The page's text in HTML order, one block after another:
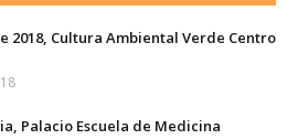
2018, Cultura Ambiental Verde Centro
Palacio Escuela de Medicina